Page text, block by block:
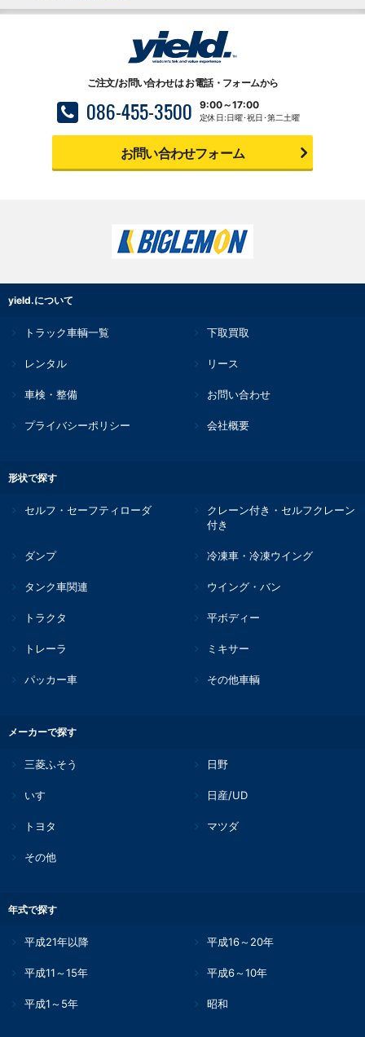
ご注文/お問い合わせはお電話・フォームから
086-455-3500 9:00～17:00
定休日:日曜･祝日･第二土曜
お問い合わせフォーム
yield.について
トラック車輌一覧 下取買取
レンタル リース
車検・整備 お問い合わせ
プライバシーポリシー 会社概要
形状で探す
セルフ・セーフティローダ
クレーン付き・セルフクレーン
付き
ダンプ 冷凍車・冷凍ウイング
タンク車関連 ウイング・バン
トラクタ 平ボディー
トレーラ ミキサー
パッカー車 その他車輌
メーカーで探す
三菱ふそう 日野
いすゞ 日産/UD
トヨタ マツダ
その他
年式で探す
平成21年以降 平成16～20年
平成11～15年 平成6～10年
平成1～5年 昭和